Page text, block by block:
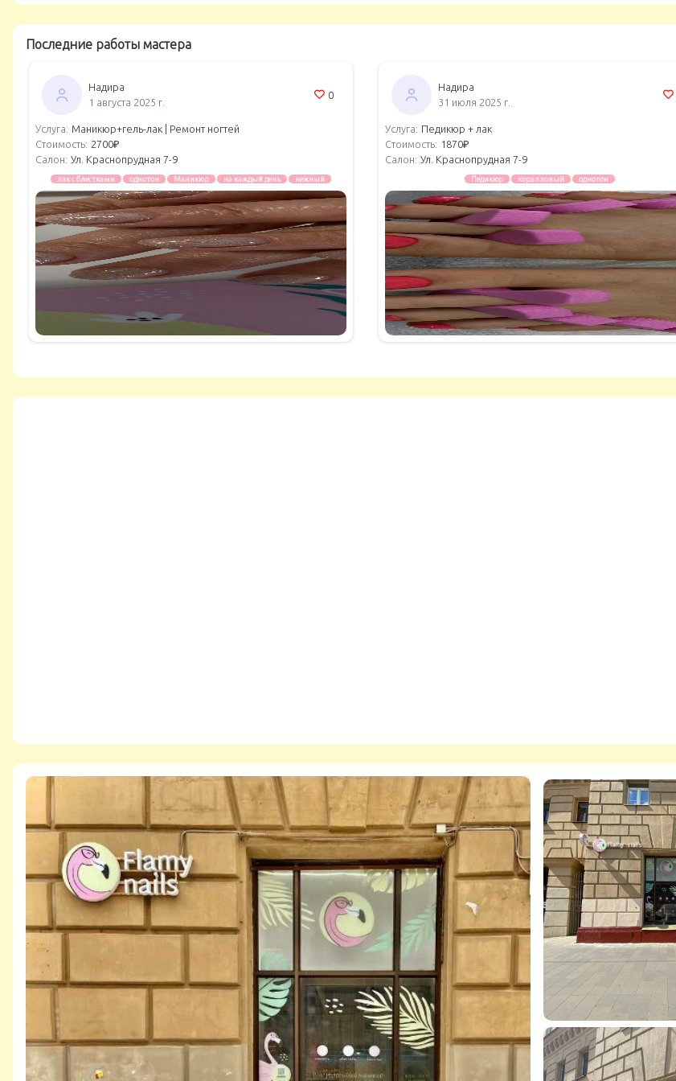
Последние работы мастера
Надира
1 августа 2025 г.
0
Услуга: Маникюр+гель-лак | Ремонт ногтей
Стоимость: 2700₽
Салон: Ул. Краснопрудная 7-9
лак с блестками однотон Маникюр на каждый день нежный
Надира
31 июля 2025 г.
Услуга: Педикюр + лак
Стоимость: 1870₽
Салон: Ул. Краснопрудная 7-9
Педикюр коралловый однотон